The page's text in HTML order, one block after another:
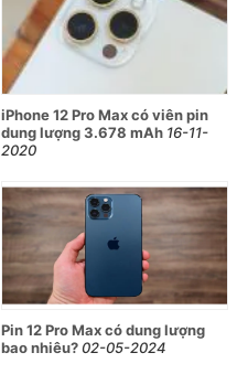
iPhone 12 Pro Max có viên pin
dung lượng 3.678 mAh 16-11-
2020
Pin 12 Pro Max có dung lượng
bao nhiêu?02-05-2024